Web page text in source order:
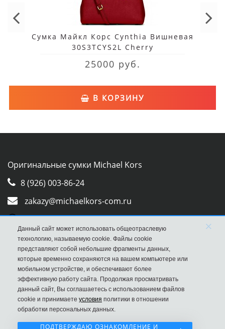
Сумка Майкл Корс Cynthia Вишневая
30S3TCYS2L Cherry
25000 руб.
В КОРЗИНУ
Оригинальные сумки Michael Kors
8 (926) 003-86-24
zakazy@michaelkors-com.ru
Whatsapp
Viber
Данный сайт может использовать общеотраслевую
технологию, называемую cookie. Файлы cookie
представляют собой небольшие фрагменты данных,
которые временно сохраняются на вашем компьютере или
мобильном устройстве, и обеспечивают более
эффективную работу сайта. Продолжая просматривать
данный сайт, Вы соглашаетесь с использованием файлов
cookie и принимаете условия политики в отношении
обработки персональных данных.
×
ПОДТВЕРЖДАЮ ОЗНАКОМЛЕНИЕ И